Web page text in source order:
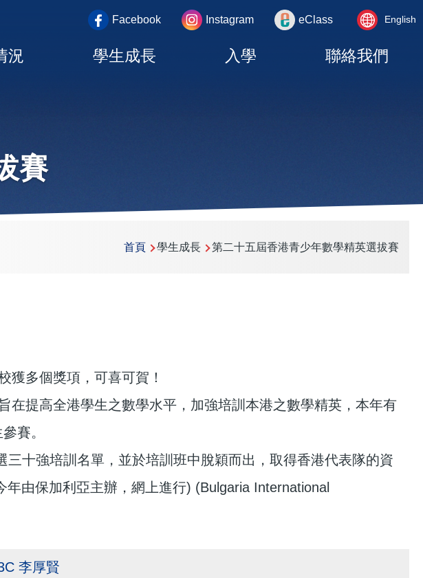
top_area
Facebook Instagram eClass
Language
switcher
English
況 學生成長 入學 聯絡我們
賽
首頁 學生成長 第二十五屆香港青少年數學精英選拔賽
獲多個獎項，可喜可賀！
在提高全港學生之數學水平，加強培訓本港之數學精英，本年有
賽。
十強培訓名單，並於培訓班中脫穎而出，取得香港代表隊的資
由保加利亞主辦，網上進行) (Bulgaria International
李厚賢